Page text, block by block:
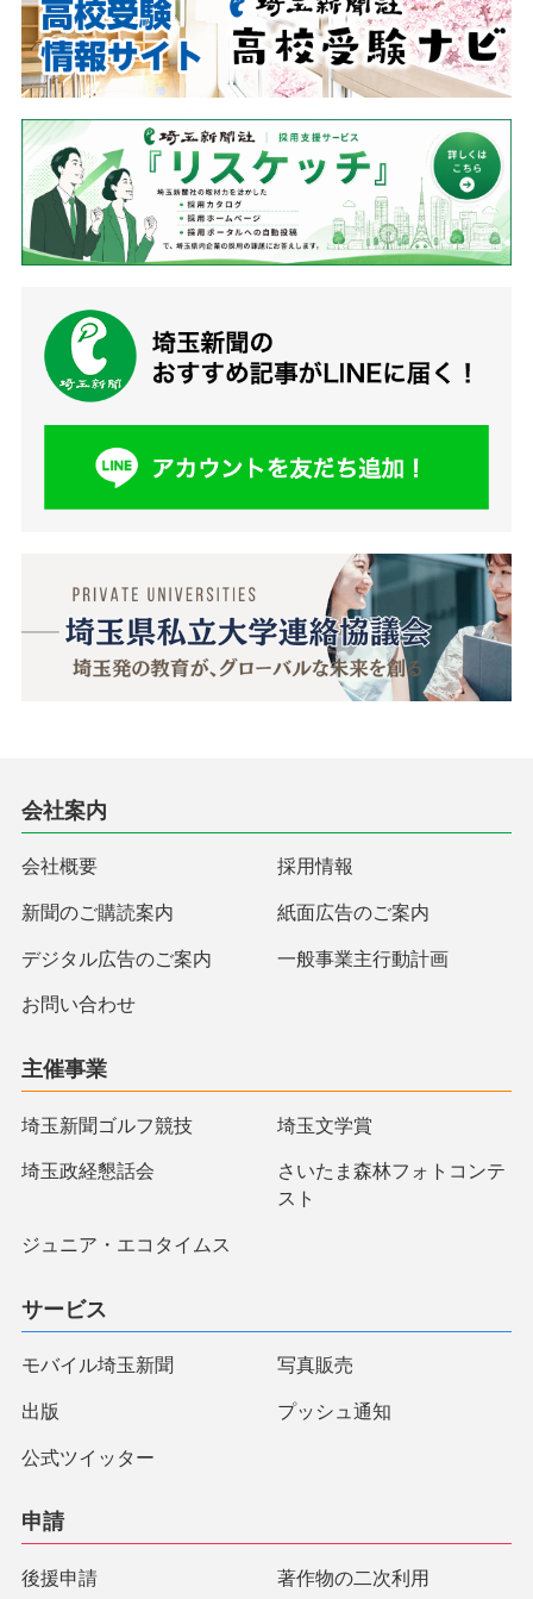
会社案内
会社概要 採用情報
新聞のご購読案内 紙面広告のご案内
デジタル広告のご案内 一般事業主行動計画
お問い合わせ
主催事業
埼玉新聞ゴルフ競技 埼玉文学賞
埼玉政経懇話会
さいたま森林フォトコンテ
スト
ジュニア・エコタイムス
サービス
モバイル埼玉新聞 写真販売
出版 プッシュ通知
公式ツイッター
申請
後援申請 著作物の二次利用